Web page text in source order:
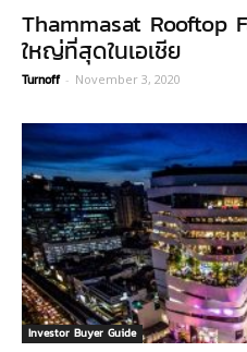
Thammasat Rooftop
ใหญ่ที่สุดในเอเชีย
Turnoff - November 3, 2020
Investor Buyer Guide